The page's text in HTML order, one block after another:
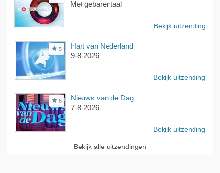
Met gebarentaal
Bekijk uitzending
5
Hart van Nederland
9-8-2026
Bekijk uitzending
6
Nieuws van de Dag
7-8-2026
Bekijk uitzending
Bekijk alle uitzendingen